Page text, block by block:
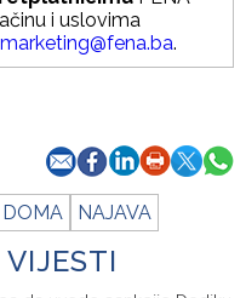
i uslovima
marketing@fena.ba.
DOMA NAJAVA